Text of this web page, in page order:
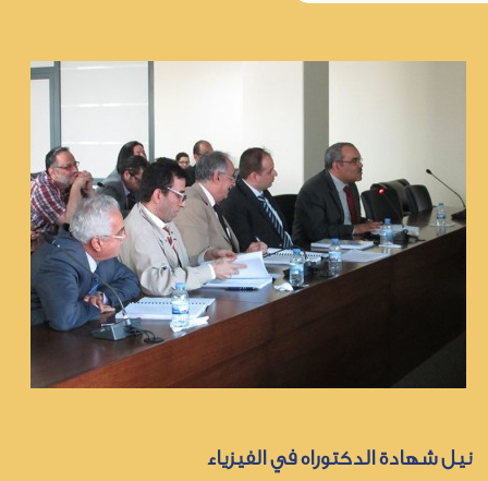
نيل شهادة الدكتوراه في الفيزياء